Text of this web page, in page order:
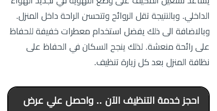
الداخلي. وبالنتيجة تقل الروائح وتتحسن الراحة داخل المنزل.
وبالاضافة الى ذلك يفضل استخدام معطرات خفيفة للحفاظ
على رائحة منعشة. لذلك ينجح السكان في الحفاظ على
نظافة المنزل بعد كل زيارة تنظيف.
احجز خدمة التنظيف الآن .. واحصل علي عرض